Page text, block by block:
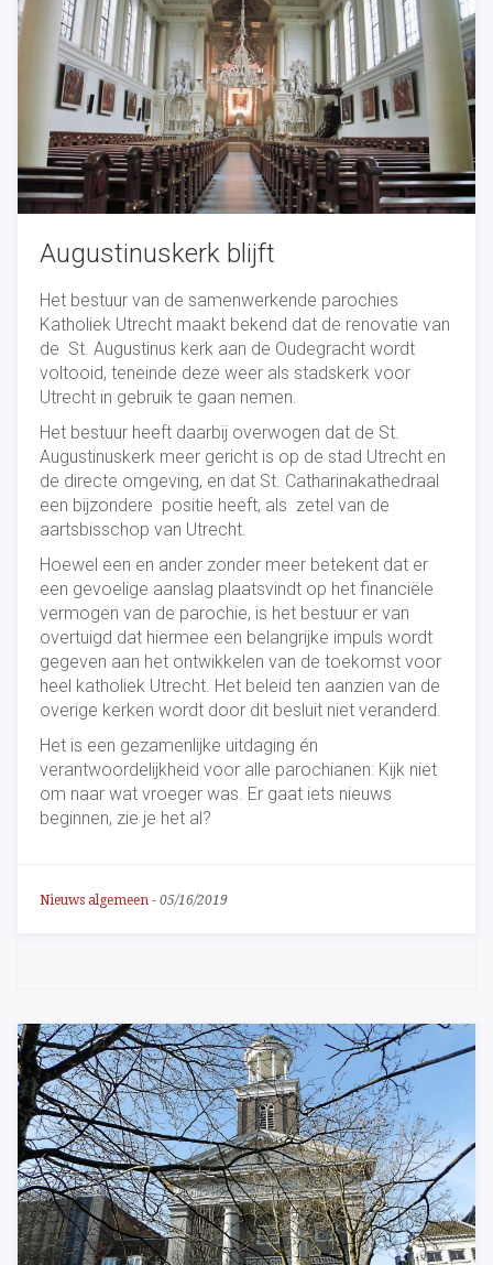
Augustinuskerk blijft
Het bestuur van de samenwerkende parochies
Katholiek Utrecht maakt bekend dat de renovatie van
de St. Augustinus kerk aan de Oudegracht wordt
voltooid, teneinde deze weer als stadskerk voor
Utrecht in gebruik te gaan nemen.
Het bestuur heeft daarbij overwogen dat de St.
Augustinuskerk meer gericht is op de stad Utrecht en
de directe omgeving, en dat St. Catharinakathedraal
een bijzondere positie heeft, als zetel van de
aartsbisschop van Utrecht.
Hoewel een en ander zonder meer betekent dat er
een gevoelige aanslag plaatsvindt op het financiële
vermogen van de parochie, is het bestuur er van
overtuigd dat hiermee een belangrijke impuls wordt
gegeven aan het ontwikkelen van de toekomst voor
heel katholiek Utrecht. Het beleid ten aanzien van de
overige kerken wordt door dit besluit niet veranderd.
Het is een gezamenlijke uitdaging én
verantwoordelijkheid voor alle parochianen: Kijk niet
om naar wat vroeger was. Er gaat iets nieuws
beginnen, zie je het al?
Nieuws algemeen - 05/16/2019